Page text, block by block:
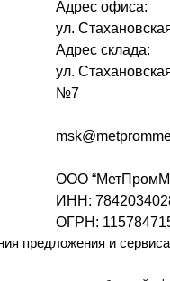
Адрес офиса:
ул.
Адрес склада:
ул.
№7
ООО
ИНН:
ОГРН:
предложения и